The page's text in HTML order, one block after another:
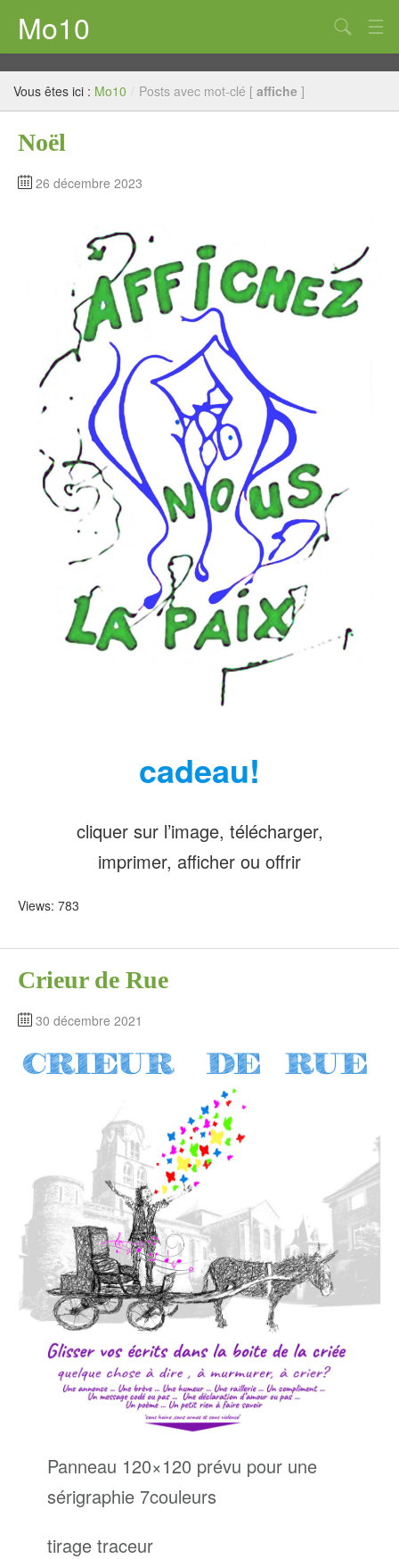
Mo10
au fil de la vie
Pastel
Encre
Mots à Voir
Décor et trompe-l’œil
Numérique
Sérigraphie
Acrylique
Mots à Mo
Vous êtes ici : Mo10 / Posts avec mot-clé [ affiche ]
Noël
26 décembre 2023
cadeau!
cliquer sur l’image, télécharger,
imprimer, afficher ou offrir
Views: 783
Crieur de Rue
30 décembre 2021
Panneau 120×120 prévu pour une
sérigraphie 7couleurs
tirage traceur